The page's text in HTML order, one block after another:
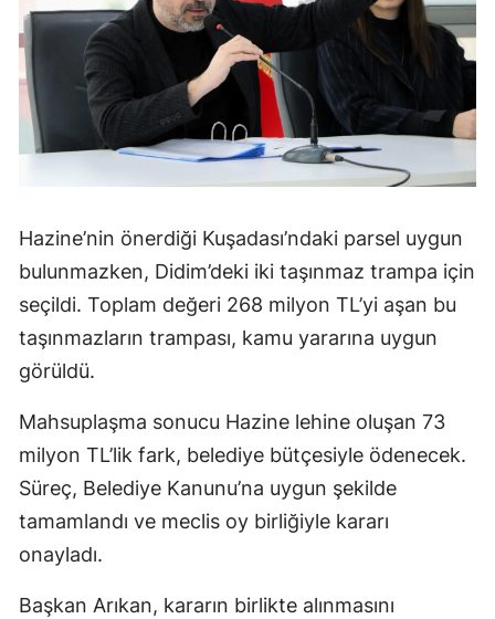
Hazine’nin önerdiği Kuşadası’ndaki parsel uygun
bulunmazken, Didim’deki iki taşınmaz trampa için
seçildi. Toplam değeri 268 milyon TL’yi aşan bu
taşınmazların trampası, kamu yararına uygun
görüldü.
Mahsuplaşma sonucu Hazine lehine oluşan 73
milyon TL’lik fark, belediye bütçesiyle ödenecek.
Süreç, Belediye Kanunu’na uygun şekilde
tamamlandı ve meclis oy birliğiyle kararı
onayladı.
Başkan Arıkan, kararın birlikte alınmasını